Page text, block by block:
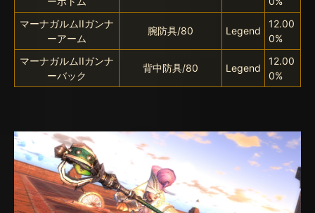
マーナガルムIIガンナ
ーアーム
腕防具/80 Legend
12.00
0%
マーナガルムIIガンナ
ーバック
背中防具/80 Legend
12.00
0%